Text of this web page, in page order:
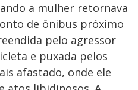
a mulher retornava
de ônibus próximo
pelo agressor
e puxada pelos
afastado, onde ele